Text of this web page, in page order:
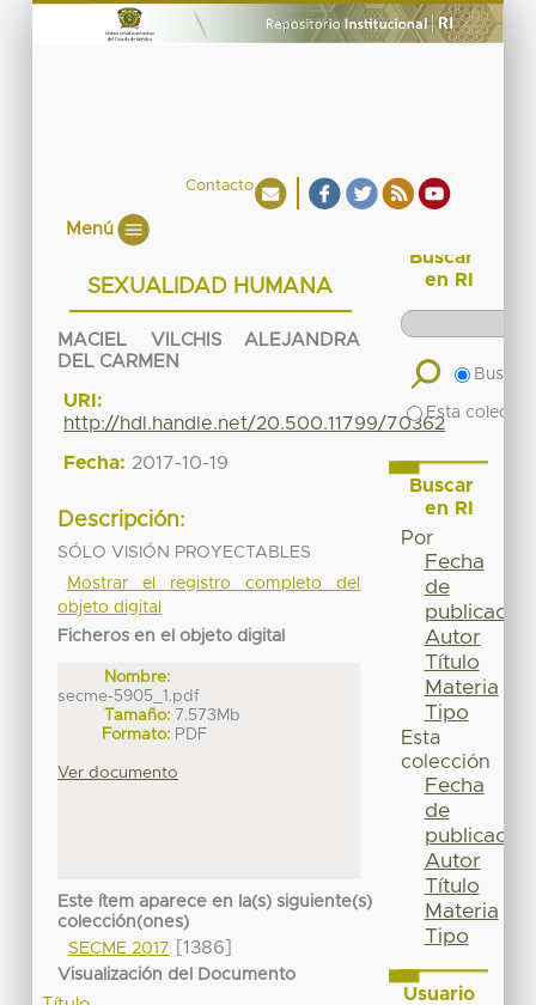
Contacto
Menú
SEXUALIDAD HUMANA
MACIEL VILCHIS ALEJANDRA
DEL CARMEN
URI:
http://hdl.handle.net/20.500.11799/70362
Fecha: 2017-10-19
Descripción:
SÓLO VISIÓN PROYECTABLES
Mostrar el registro completo del
objeto digital
Ficheros en el objeto digital
Nombre:
secme-5905_1.pdf
Tamaño: 7.573Mb
Formato: PDF
Ver documento
Este ítem aparece en la(s) siguiente(s)
colección(ones)
SECME 2017
[1386]
Visualización del Documento
Buscar
en RI
Buscar
Esta
Buscar
en RI
Por
Fecha
de
publicación
Autor
Título
Materia
Tipo
Esta
colección
Fecha
de
publicación
Autor
Título
Materia
Tipo
Usuario